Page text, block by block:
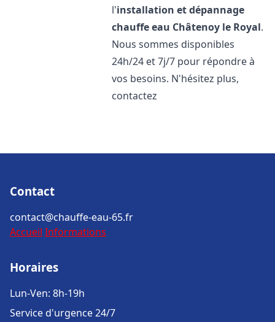
l'installation et dépannage
chauffe eau Châtenoy le Royal.
Nous sommes disponibles
24h/24 et 7j/7 pour répondre à
vos besoins. N'hésitez plus,
contactez
Contact
contact@chauffe-eau-65.fr
Accueil Informations
Horaires
Lun-Ven: 8h-19h
Service d'urgence 24/7